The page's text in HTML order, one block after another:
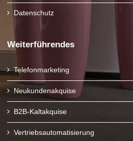
Datenschutz
Weiterführendes
Telefonmarketing
Neukundenakquise
B2B-Kaltakquise
Vertriebsautomatisierung